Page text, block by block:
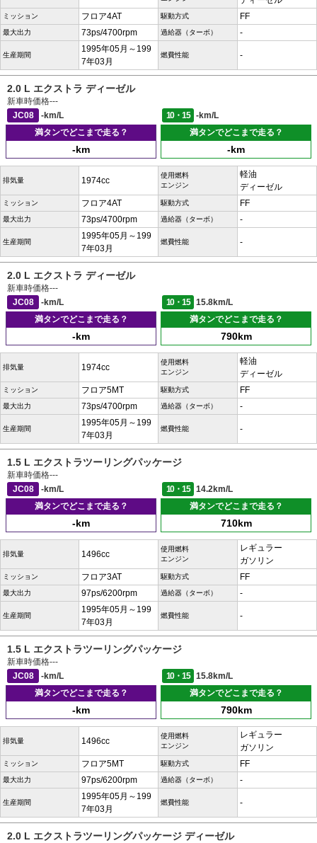
ミッション フロア4AT 駆動方式 FF
最大出力 73ps/4700rpm 過給器（ターボ） -
生産期間
1995年05月～199
7年03月
燃費性能 -
2.0 L エクストラ ディーゼル
新車時価格---
JC08
-km/L 10・15
-km/L
満タンでどこまで走る？
-km
満タンでどこまで走る？
-km
排気量 1974cc
使用燃料
エンジン
軽油
ディーゼル
ミッション フロア4AT 駆動方式 FF
最大出力 73ps/4700rpm 過給器（ターボ） -
生産期間
1995年05月～199
7年03月
燃費性能 -
2.0 L エクストラ ディーゼル
新車時価格---
JC08
-km/L 10・15
15.8km/L
満タンでどこまで走る？
-km
満タンでどこまで走る？
790km
排気量 1974cc
使用燃料
エンジン
軽油
ディーゼル
ミッション フロア5MT 駆動方式 FF
最大出力 73ps/4700rpm 過給器（ターボ） -
生産期間
1995年05月～199
7年03月
燃費性能 -
1.5 L エクストラツーリングパッケージ
新車時価格---
JC08
-km/L 10・15
14.2km/L
満タンでどこまで走る？
-km
満タンでどこまで走る？
710km
排気量 1496cc
使用燃料
エンジン
レギュラー
ガソリン
ミッション フロア3AT 駆動方式 FF
最大出力 97ps/6200rpm 過給器（ターボ） -
生産期間
1995年05月～199
7年03月
燃費性能 -
1.5 L エクストラツーリングパッケージ
新車時価格---
JC08
-km/L 10・15
15.8km/L
満タンでどこまで走る？
-km
満タンでどこまで走る？
790km
排気量 1496cc
使用燃料
エンジン
レギュラー
ガソリン
ミッション フロア5MT 駆動方式 FF
最大出力 97ps/6200rpm 過給器（ターボ） -
生産期間
1995年05月～199
7年03月
燃費性能 -
2.0 L エクストラツーリングパッケージ ディーゼル